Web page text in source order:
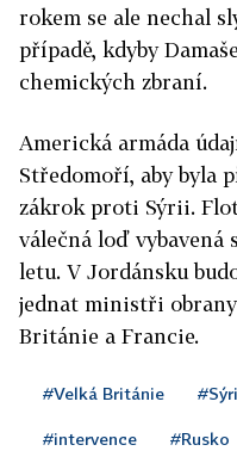
rokem se ale nechal
případě, kdyby
chemických zbraní.
Americká armáda
Středomoří, aby byla
zákrok proti Sýrii.
válečná loď
letu. V Jordánsku
jednat ministři
Británie a Francie.
#Velká Británie
#intervence #Rusko